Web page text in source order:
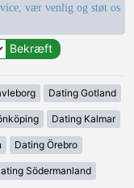
vær venlig og støt os
Dating Gotland
Dating Kalmar
Dating Örebro
Södermanland